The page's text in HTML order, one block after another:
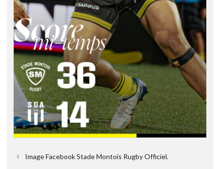
Image Facebook Stade Montois Rugby Officiel.